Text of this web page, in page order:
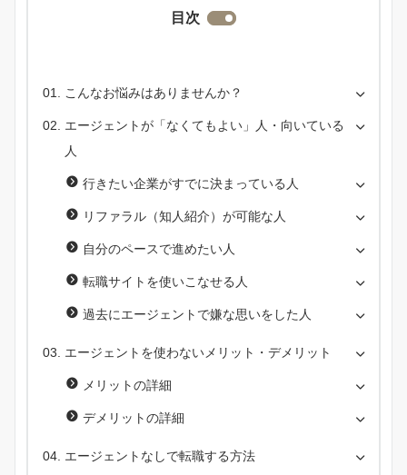
目次
こんなお悩みはありませんか？
エージェントが「なくてもよい」人・向いている
人
行きたい企業がすでに決まっている人
リファラル（知人紹介）が可能な人
自分のペースで進めたい人
転職サイトを使いこなせる人
過去にエージェントで嫌な思いをした人
エージェントを使わないメリット・デメリット
メリットの詳細
デメリットの詳細
エージェントなしで転職する方法